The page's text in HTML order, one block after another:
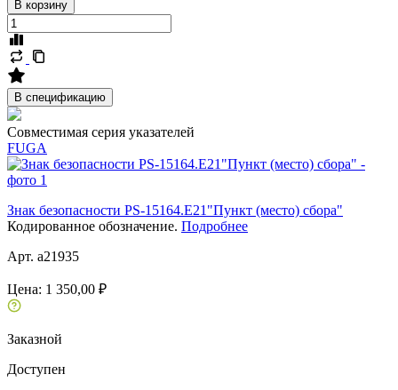
В корзину
В спецификацию
Совместимая серия указателей
FUGA
Знак безопасности PS-15164.E21"Пункт (место) сбора"
Кодированное обозначение. Подробнее
Арт. a21935
Цена: 1 350,00 ₽
Заказной
Доступен